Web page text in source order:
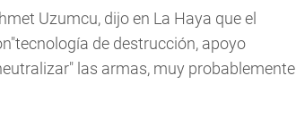
Uzumcu, dijo en La Haya que el
de destrucción, apoyo
las armas, muy probablemente